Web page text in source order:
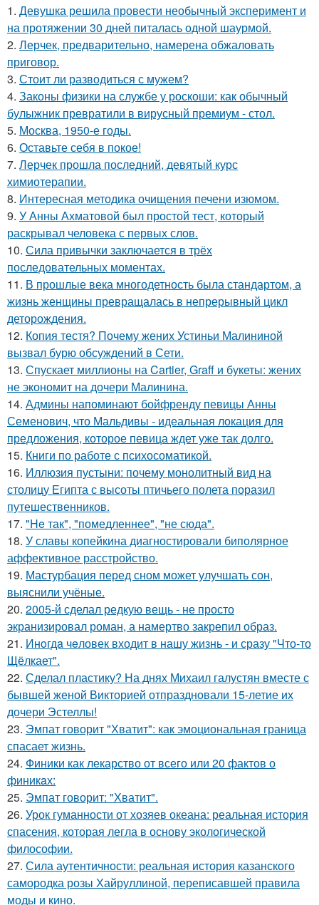
1. Девушка решила провести необычный эксперимент и
на протяжении 30 дней питалась одной шаурмой.
2. Лерчек, предварительно, намерена обжаловать
приговор.
3. Стоит ли разводиться с мужем?
4. Законы физики на службе у роскоши: как обычный
булыжник превратили в вирусный премиум - стол.
5. Москва, 1950-е годы.
6. Оставьте себя в покое!
7. Лерчек прошла последний, девятый курс
химиотерапии.
8. Интересная методика очищения печени изюмом.
9. У Анны Ахматовой был простой тест, который
раскрывал человека с первых слов.
10. Сила привычки заключается в трёх
последовательных моментах.
11. В прошлые века многодетность была стандартом, а
жизнь женщины превращалась в непрерывный цикл
деторождения.
12. Копия тестя? Почему жених Устиньи Малининой
вызвал бурю обсуждений в Сети.
13. Спускает миллионы на Cartier, Graff и букеты: жених
не экономит на дочери Малинина.
14. Админы напоминают бойфренду певицы Анны
Семенович, что Мальдивы - идеальная локация для
предложения, которое певица ждет уже так долго.
15. Книги по работе с психосоматикой.
16. Иллюзия пустыни: почему монолитный вид на
столицу Египта с высоты птичьего полета поразил
путешественников.
17. "He так", "помедленнее", "не сюда".
18. У славы копейкина диагностировали биполярное
аффективное расстройство.
19. Мастурбация перед сном может улучшать сон,
выяснили учёные.
20. 2005-й сделал редкую вещь - не просто
экранизировал роман, а намертво закрепил образ.
21. Инoгдa чeловек входит в нашу жизнь - и сразу "Что-то
Щёлкает".
22. Сделал пластику? На днях Михаил галустян вместе с
бывшей женой Викторией отпраздновали 15-летие их
дочери Эстеллы!
23. Эмпат говорит "Хватит": как эмоциональная граница
спасает жизнь.
24. Финики как лекарство от всего или 20 фактов о
финикaх:
25. Эмпат говорит: "Хватит".
26. Урок гуманности от хозяев океана: реальная история
спасения, которая легла в основу экологической
философии.
27. Сила аутентичности: реальная история казанского
самородка розы Хайруллиной, переписавшей правила
моды и кино.